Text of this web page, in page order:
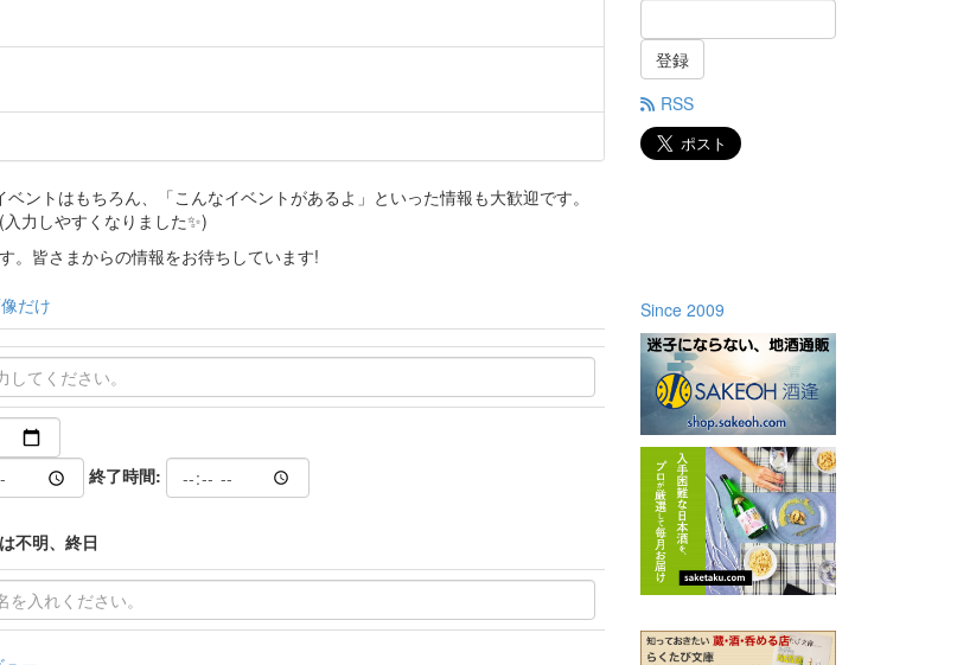
ントはもちろん、「こんなイベントがあるよ」といった情報も大歓迎です。
力しやすくなりました✨)
。皆さまからの情報をお待ちしています!
だけ
終了時間:
不明、終日
登録
RSS
Since 2009